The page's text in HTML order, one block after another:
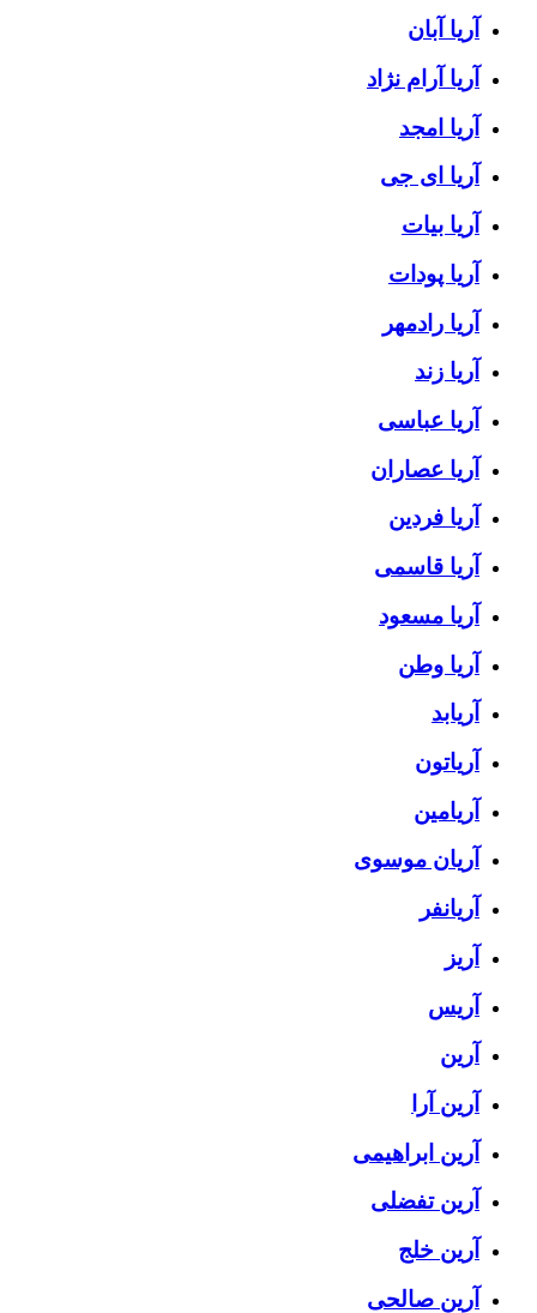
آریا آبان
آریا آرام نژاد
آریا امجد
آریا ای جی
آریا بیات
آریا پودات
آریا رادمهر
آریا زند
آریا عباسی
آریا عصاران
آریا فردین
آریا قاسمی
آریا مسعود
آریا وطن
آریابد
آریاتون
آریامین
آریان موسوی
آریانفر
آریز
آریس
آرین
آرین آرا
آرین ابراهیمی
آرین تفضلی
آرین خلج
آرین صالحی